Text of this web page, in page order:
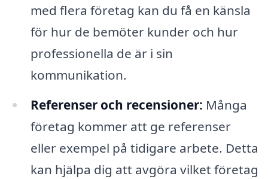
med flera företag kan du få en känsla
för hur de bemöter kunder och hur
professionella de är i sin
kommunikation.
Referenser och recensioner: Många
företag kommer att ge referenser
eller exempel på tidigare arbete. Detta
kan hjälpa dig att avgöra vilket företag